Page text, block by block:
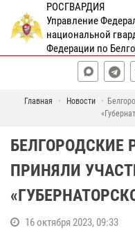
РОСГВАРДИЯ
Управление
национальной
Федерации по
Главная Новости
БЕЛГОРОДСКИЕ
ПРИНЯЛИ
16 октября 2023, 09:33